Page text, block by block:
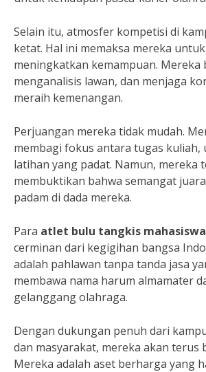
Selain itu, atmosfer kompetisi di
ketat. Hal ini memaksa mereka
meningkatkan kemampuan. Mereka
menganalisis lawan, dan menjaga
meraih kemenangan.
Perjuangan mereka tidak mudah.
membagi fokus antara tugas kuliah,
latihan yang padat. Namun, mereka
membuktikan bahwa semangat
padam di dada mereka.
Para atlet bulu tangkis mahasiswa
cerminan dari kegigihan bangsa
adalah pahlawan tanpa tanda jasa
membawa nama harum almamater
gelanggang olahraga.
Dengan dukungan penuh dari
dan masyarakat, mereka akan terus
Mereka adalah aset berharga yang